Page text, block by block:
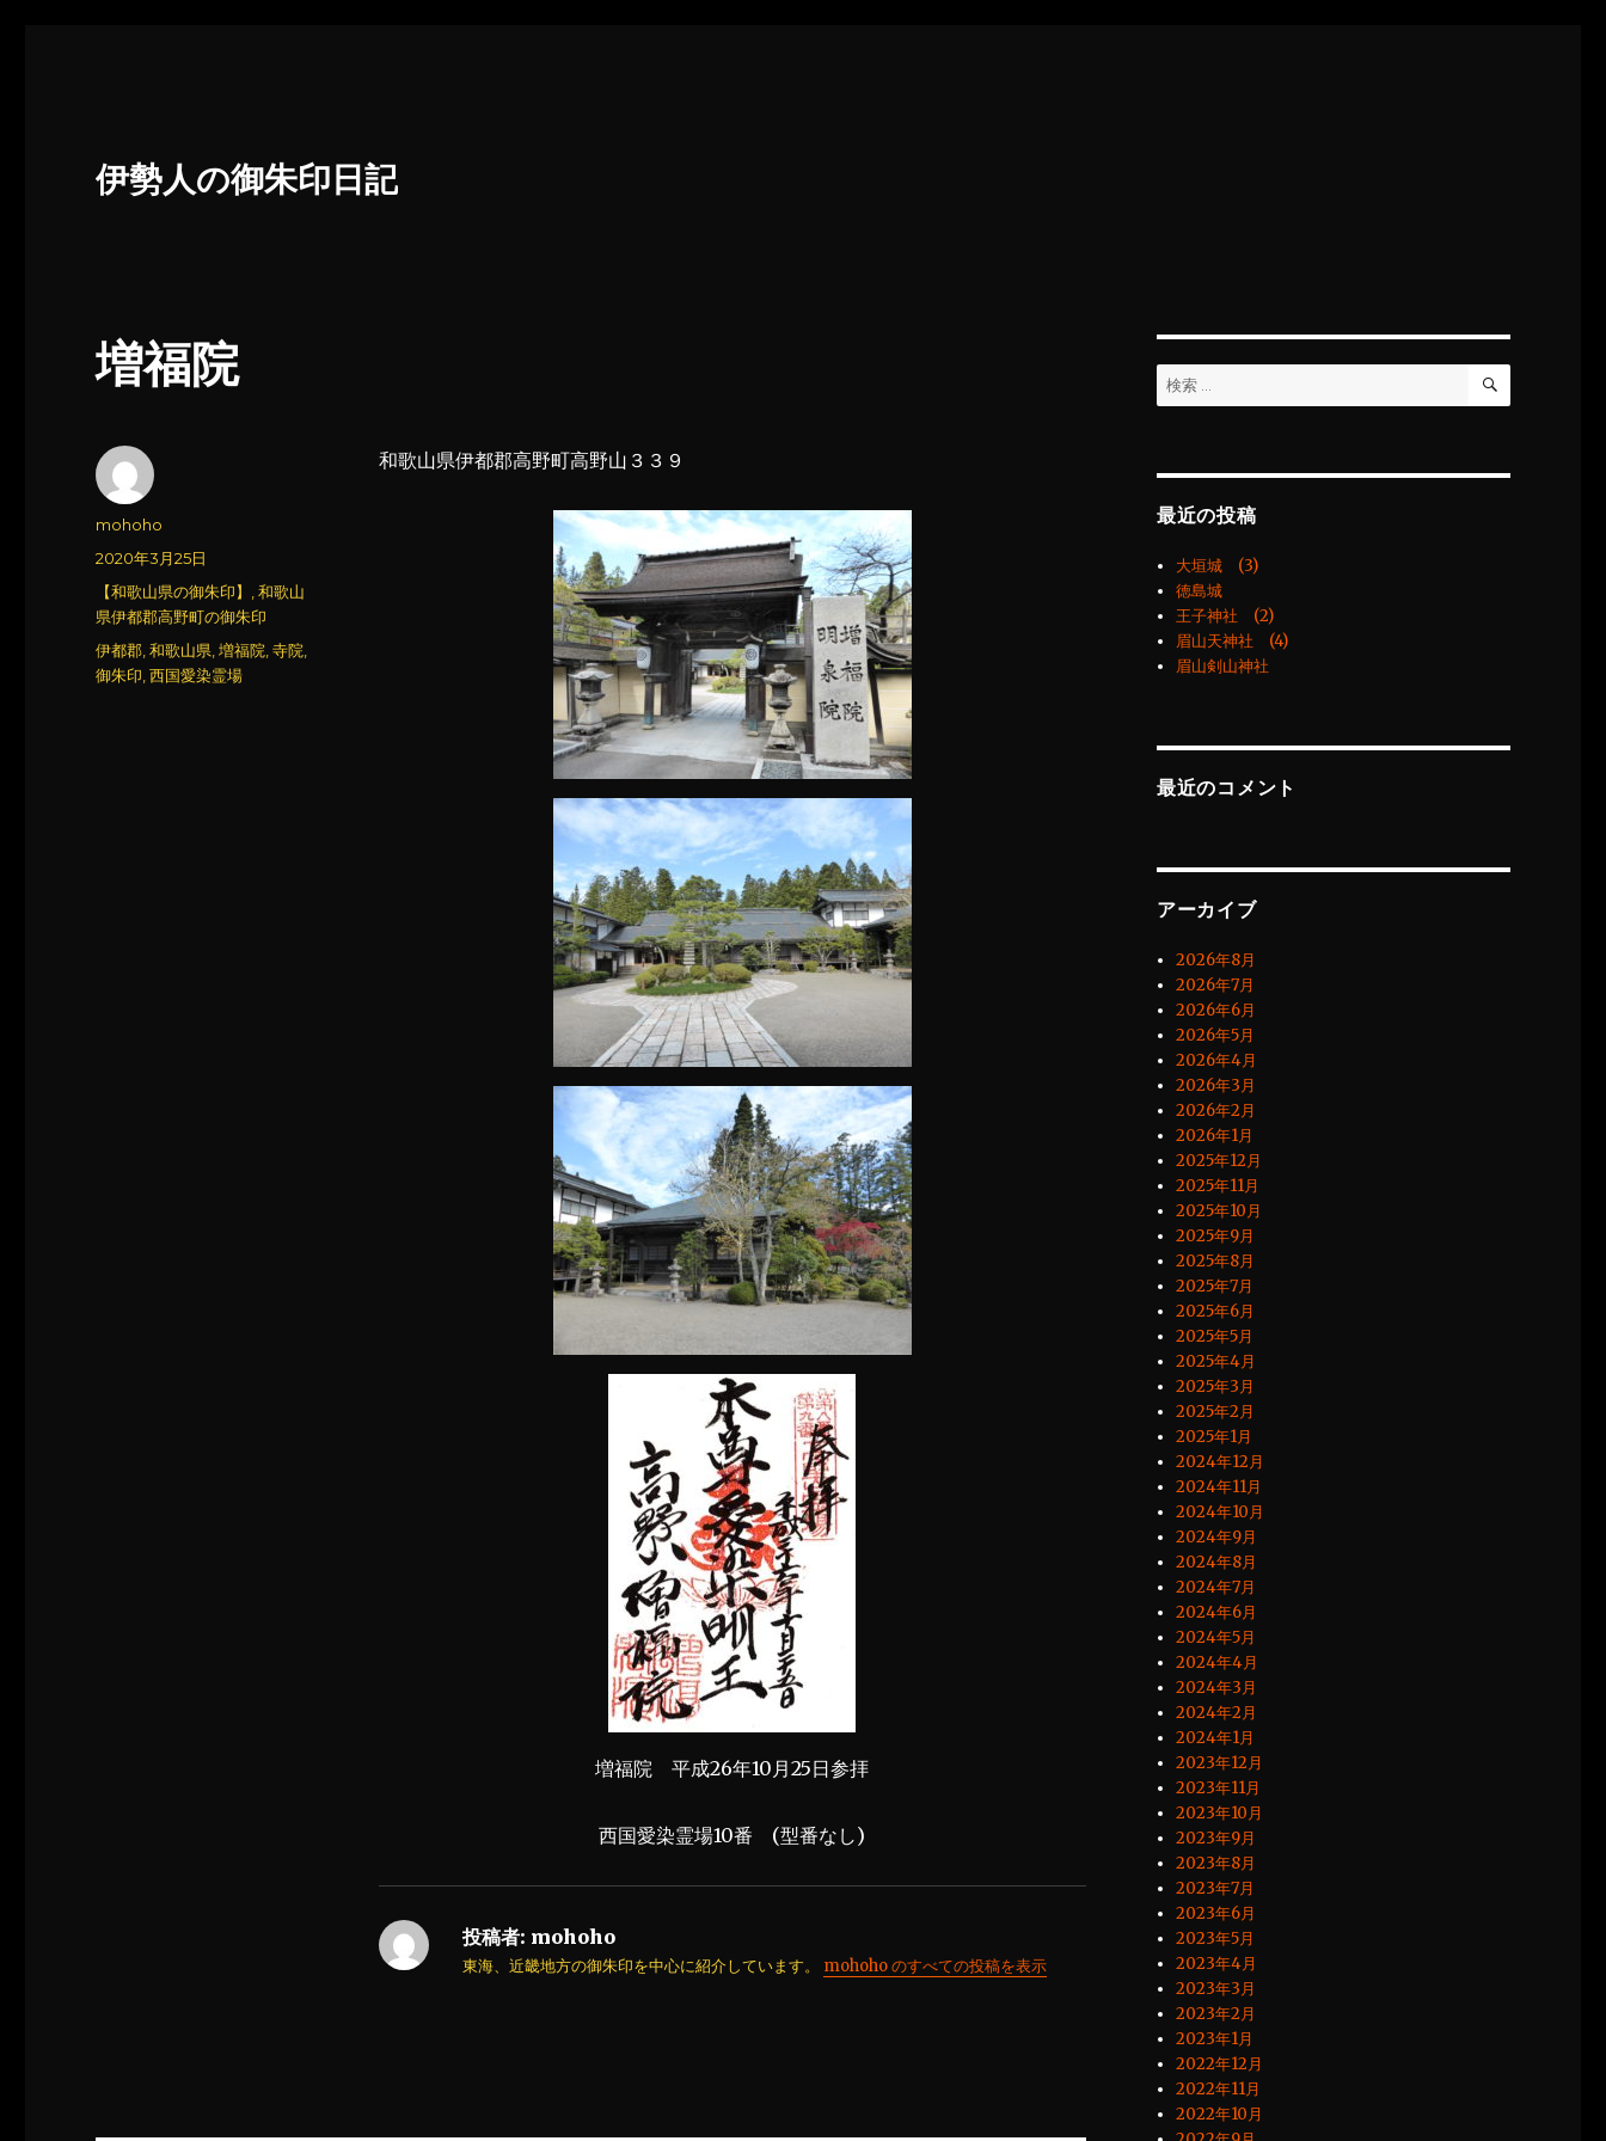
伊勢人の御朱印日記
増福院
和歌山県伊都郡高野町高野山３３９
増福院 平成26年10月25日参拝
西国愛染霊場10番 (型番なし)
投稿者: mohoho
東海、近畿地方の御朱印を中心に紹介しています。 mohoho のすべての投稿を表示
投
mohoho
投
稿
日:
2020年3月25日
カ
テ
ゴ
リ
【和歌山県の御朱印】 ,和歌山
県伊都郡高野町の御朱印
タ
グ
伊都郡 ,和歌山県 ,増福院 ,寺院
御朱印 ,西国愛染霊場
検
索:
検
最近の投稿
大垣城 (3)
徳島城
王子神社 (2)
眉山天神社 (4)
眉山剣山神社
最近のコメント
アーカイブ
2026年8月
2026年7月
2026年6月
2026年5月
2026年4月
2026年3月
2026年2月
2026年1月
2025年12月
2025年11月
2025年10月
2025年9月
2025年8月
2025年7月
2025年6月
2025年5月
2025年4月
2025年3月
2025年2月
2025年1月
2024年12月
2024年11月
2024年10月
2024年9月
2024年8月
2024年7月
2024年6月
2024年5月
2024年4月
2024年3月
2024年2月
2024年1月
2023年12月
2023年11月
2023年10月
2023年9月
2023年8月
2023年7月
2023年6月
2023年5月
2023年4月
2023年3月
2023年2月
2023年1月
2022年12月
2022年11月
2022年10月